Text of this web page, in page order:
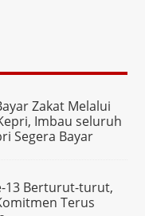
Zakat Melalui
Imbau seluruh
Segera Bayar
13 Berturut-turut,
Terus